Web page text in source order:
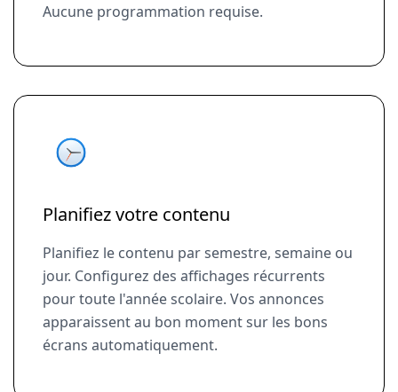
Aucune programmation requise.
Planifiez votre contenu
Planifiez le contenu par semestre, semaine ou
jour. Configurez des affichages récurrents
pour toute l'année scolaire. Vos annonces
apparaissent au bon moment sur les bons
écrans automatiquement.